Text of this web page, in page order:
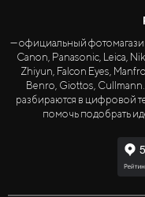
— официальный
Canon, Panasonic, Leica,
Zhiyun, Falcon Eyes,
Benro, Giottos,
разбираются в цифровой
помочь подобрать